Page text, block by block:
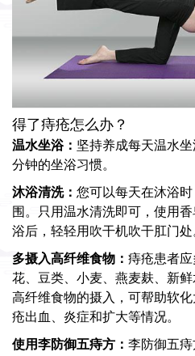
得了痔疮怎么办？
温水坐浴： 坚持养成每天温水
分钟的坐浴习惯。
沐浴清洗： 您可以每天在沐浴
围。只用温水清洗即可，使用
浴后，轻轻用吹干机吹干肛门处
多摄入高纤维食物： 痔疮患者
花、豆类、小麦、燕麦麸、新鲜
高纤维食物的摄入，可帮助软
疮出血、炎症和扩大等情况。
使用李防御五痔方： 李防御五痔